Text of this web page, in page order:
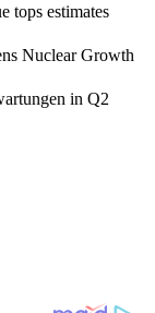
tops estimates
Nuclear Growth
in Q2